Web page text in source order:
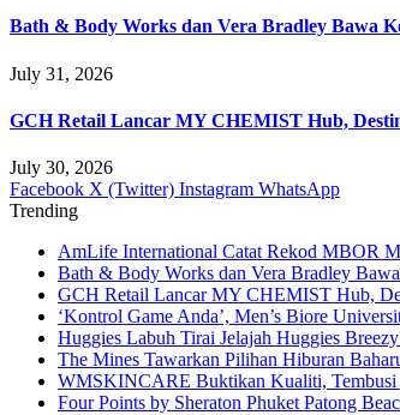
Bath & Body Works dan Vera Bradley Bawa
July 31, 2026
GCH Retail Lancar MY CHEMIST Hub,
July 30, 2026
Facebook X (Twitter) Instagram WhatsApp
Trending
AmLife International Catat Rekod MBOR
Bath & Body Works dan Vera Bradley
GCH Retail Lancar MY CHEMIST Hub,
‘Kontrol Game Anda’, Men’s Biore
Huggies Labuh Tirai Jelajah Huggies
The Mines Tawarkan Pilihan Hiburan
WMSKINCARE Buktikan Kualiti, Tembusi
Four Points by Sheraton Phuket Patong